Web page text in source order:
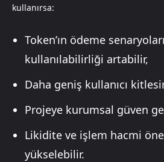
kullanırsa:
Token’ın ödeme
kullanılabilirliği artabilir,
Daha geniş kullanıcı
Projeye kurumsal güven
Likidite ve işlem hacmi
yükselebilir.